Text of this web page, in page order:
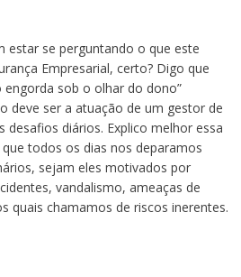
estar se perguntando o que este
Empresarial, certo? Digo que
sob o olhar do dono”
deve ser a atuação de um gestor de
desafios diários. Explico melhor essa
todos os dias nos deparamos
sejam eles motivados por
vandalismo, ameaças de
quais chamamos de riscos inerentes.